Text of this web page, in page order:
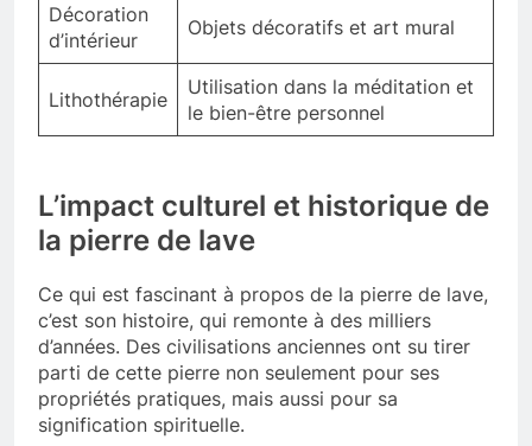
Décoration
d’intérieur
Objets décoratifs et art mural
Lithothérapie
Utilisation dans la méditation et
le bien-être personnel
L’impact culturel et historique de
la pierre de lave
Ce qui est fascinant à propos de la pierre de lave,
c’est son histoire, qui remonte à des milliers
d’années. Des civilisations anciennes ont su tirer
parti de cette pierre non seulement pour ses
propriétés pratiques, mais aussi pour sa
signification spirituelle.